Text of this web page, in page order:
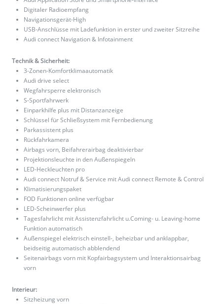
Digitaler Radioempfang
Navigationsgerät-High
USB-Anschlüsse mit Ladefunktion in erster und zweiter Sitzreihe
Audi connect Navigation & Infotainment
Technik & Sicherheit:
3-Zonen-Komfortklimaautomatik
Audi drive select
Wegfahrsperre elektronisch
S-Sportfahrwerk
Einparkhilfe plus mit Distanzanzeige
Schlüssel für Schließsystem mit Fernbedienung
Parkassistent plus
Rückfahrkamera
Airbags vorn, Beifahrerairbag deaktivierbar
Projektionsleuchte in den Außenspiegeln
LED-Heckleuchten pro
Audi connect Notruf & Service mit Audi connect Remote & Control
Klimatisierungspaket
FOD Funktionen online verfügbar
LED-Scheinwerfer plus
Tagesfahrlicht mit Assistenzfahrlicht u.Coming- u. Leaving-home
Funktion automatisch
Außenspiegel elektrisch einstell-, beheizbar und anklappbar,
beidseitig automatisch abblendend
Seitenairbags vorn mit Kopfairbagsystem und Interaktionsairbag
vorn
Interieur:
Sitzheizung vorn